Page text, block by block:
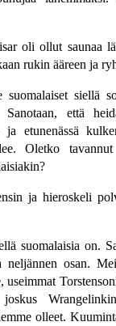
oli ollut saunaa
rukin ääreen ja
siellä
että
ja etunenässä
Oletko tavannut
ja hieroskeli
suomalaisia on.
neljännen osan.
useimmat
Wrangelinkin
olleet.